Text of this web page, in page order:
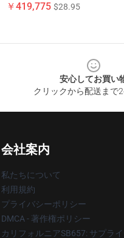
￥419,775 $28.95
安心してお買い
クリックから配送まで
会社案内
私たちについて
利用規約
プライバシーポリシー
DMCA - 著作権ポリシー
カリフォルニアSB657: サプラ